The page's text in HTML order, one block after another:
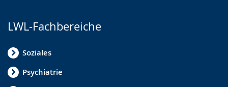
LWL-Fachbereiche
Soziales
Psychiatrie